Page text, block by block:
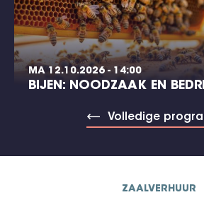
MA 12.10.2026 - 14:00
BIJEN: NOODZAAK EN
Volledige
ZAALVERHUUR